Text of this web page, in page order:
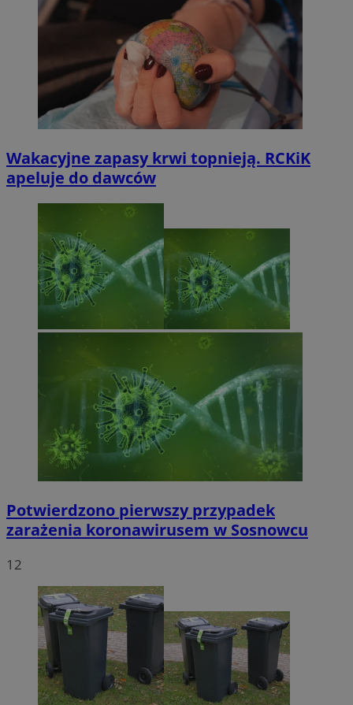
Wakacyjne zapasy krwi topnieją. RCKiK
apeluje do dawców
Potwierdzono pierwszy przypadek
zarażenia koronawirusem w Sosnowcu
12